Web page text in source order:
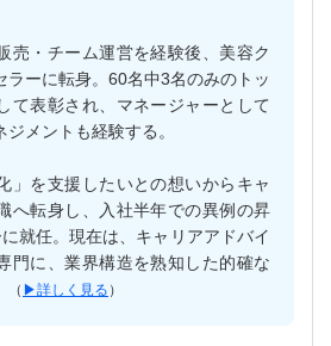
売・チーム運営を経験後、美容ク
ラーに転身。60名中3名のみのトッ
て表彰され、マネージャーとして
メントも経験する。
」を支援したいとの想いからキャ
へ転身し、入社半年での異例の昇
就任。現在は、キャリアアドバイ
門に、業界構造を熟知した的確な
（ ▶︎詳しく見る ）